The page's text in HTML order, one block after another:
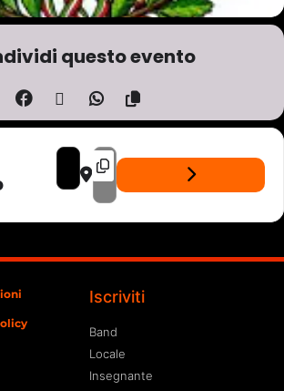
questo evento
ADDRESS - BIKER SISTERS OF ROCK -
DESTINATION ADDRESS - BIKER
Iscriviti
Band
Locale
Insegnante